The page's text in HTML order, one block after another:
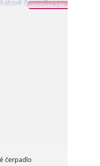
Ušetřete 2 %!
čerpadlo